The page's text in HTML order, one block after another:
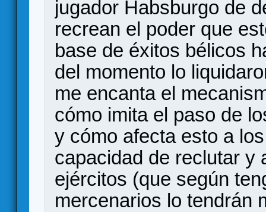
jugador Habsburgo de
recrean el poder que
base de éxitos bélicos
del momento lo
me encanta el
cómo imita el paso de
y cómo afecta esto a
capacidad de reclutar y
ejércitos (que según
mercenarios lo tendrán